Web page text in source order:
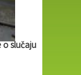
o slučaju